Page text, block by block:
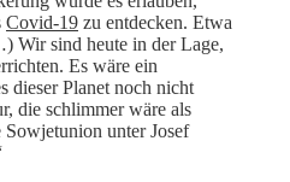
Covid-19 zu entdecken. Etwa
Wir sind heute in der Lage,
Es wäre ein
dieser Planet noch nicht
die schlimmer wäre als
unter Josef